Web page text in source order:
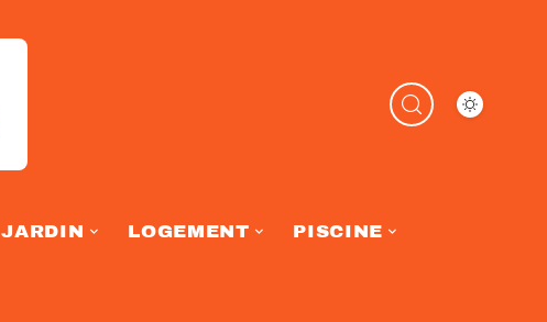
JARDIN LOGEMENT PISCINE